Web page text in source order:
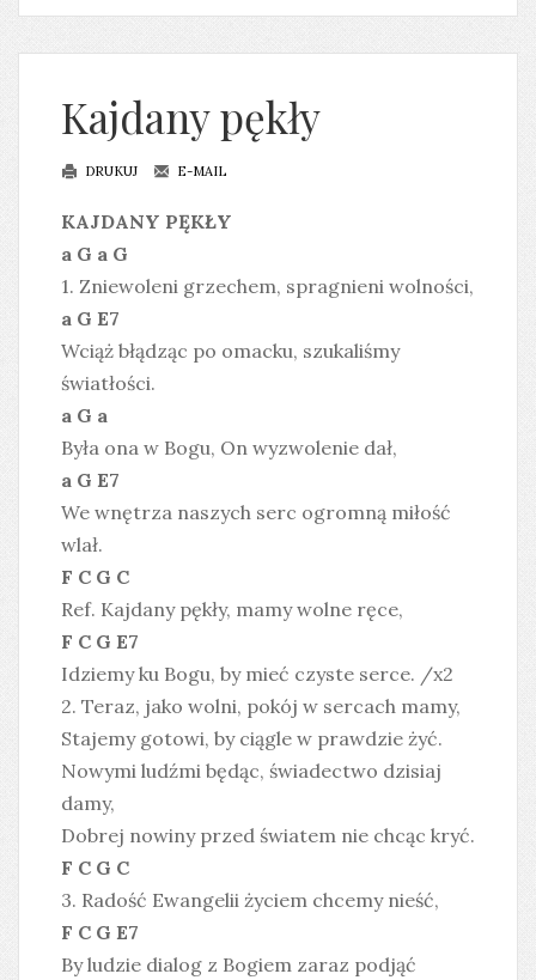
Kajdany pękły
DRUKUJ E-MAIL
KAJDANY PĘKŁY
a G a G
1. Zniewoleni grzechem, spragnieni wolności,
a G E7
Wciąż błądząc po omacku, szukaliśmy
światłości.
a G a
Była ona w Bogu, On wyzwolenie dał,
a G E7
We wnętrza naszych serc ogromną miłość
wlał.
F C G C
Ref. Kajdany pękły, mamy wolne ręce,
F C G E7
Idziemy ku Bogu, by mieć czyste serce. /x2
2. Teraz, jako wolni, pokój w sercach mamy,
Stajemy gotowi, by ciągle w prawdzie żyć.
Nowymi ludźmi będąc, świadectwo dzisiaj
damy,
Dobrej nowiny przed światem nie chcąc kryć.
F C G C
3. Radość Ewangelii życiem chcemy nieść,
F C G E7
By ludzie dialog z Bogiem zaraz podjąć